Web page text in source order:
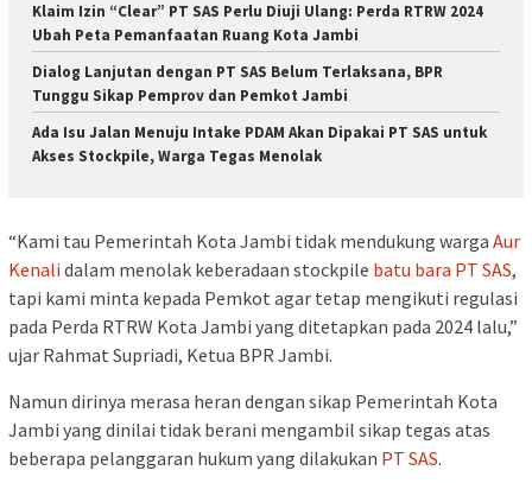
Klaim Izin “Clear” PT SAS Perlu Diuji Ulang: Perda RTRW 2024
Ubah Peta Pemanfaatan Ruang Kota Jambi
Dialog Lanjutan dengan PT SAS Belum Terlaksana, BPR
Tunggu Sikap Pemprov dan Pemkot Jambi
Ada Isu Jalan Menuju Intake PDAM Akan Dipakai PT SAS untuk
Akses Stockpile, Warga Tegas Menolak
“Kami tau Pemerintah Kota Jambi tidak mendukung warga Aur
Kenali dalam menolak keberadaan stockpile batu bara PT SAS,
tapi kami minta kepada Pemkot agar tetap mengikuti regulasi
pada Perda RTRW Kota Jambi yang ditetapkan pada 2024 lalu,”
ujar Rahmat Supriadi, Ketua BPR Jambi.
Namun dirinya merasa heran dengan sikap Pemerintah Kota
Jambi yang dinilai tidak berani mengambil sikap tegas atas
beberapa pelanggaran hukum yang dilakukan PT SAS.